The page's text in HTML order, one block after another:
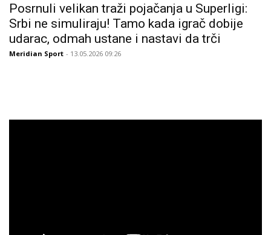
Posrnuli velikan traži pojačanja u Superligi:
Srbi ne simuliraju! Tamo kada igrač dobije
udarac, odmah ustane i nastavi da trči
Meridian Sport - 13.05.2026 09:26